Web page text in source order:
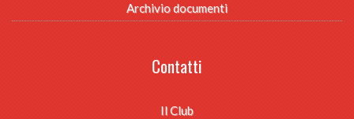
Archivio documenti
Contatti
Il Club